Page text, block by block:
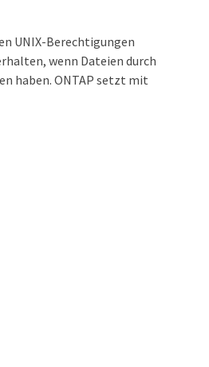
UNIX-Berechtigungen
wenn Dateien durch
haben. ONTAP setzt mit